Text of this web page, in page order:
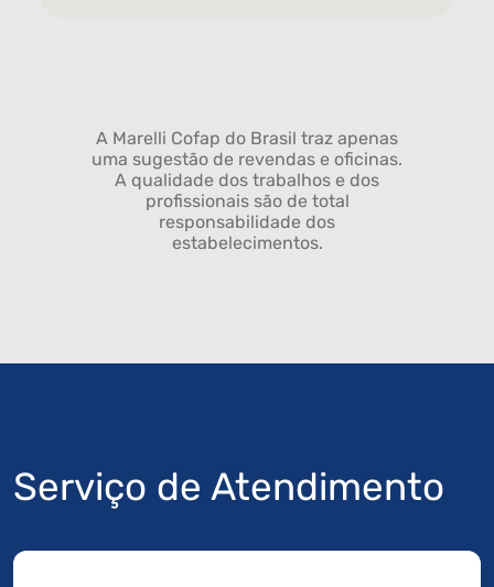
A Marelli Cofap do Brasil traz apenas
uma sugestão de revendas e oficinas.
A qualidade dos trabalhos e dos
profissionais são de total
responsabilidade dos
estabelecimentos.
Serviço de Atendimento